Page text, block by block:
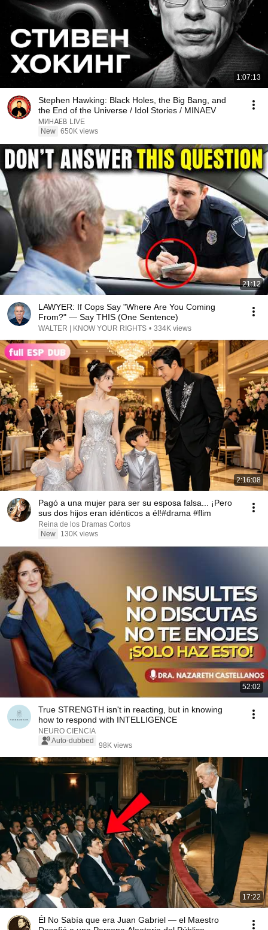
1:07:13
Stephen Hawking: Black Holes, the Big Bang, and
the End of the Universe / Idol Stories / MINAEV
МИНАЕВ LIVE
New 650K views
21:12
LAWYER: If Cops Say "Where Are You Coming
From?" — Say THIS (One Sentence)
WALTER | KNOW YOUR RIGHTS • 334K views
2:16:08
Pagó a una mujer para ser su esposa falsa... ¡Pero
sus dos hijos eran idénticos a él!#drama #flim
Reina de los Dramas Cortos
New
130K views
52:02
True STRENGTH isn't in reacting, but in knowing
how to respond with INTELLIGENCE
NEURO CIENCIA
Auto-dubbed
98K views
17:22
Él No Sabía que era Juan Gabriel — el Maestro